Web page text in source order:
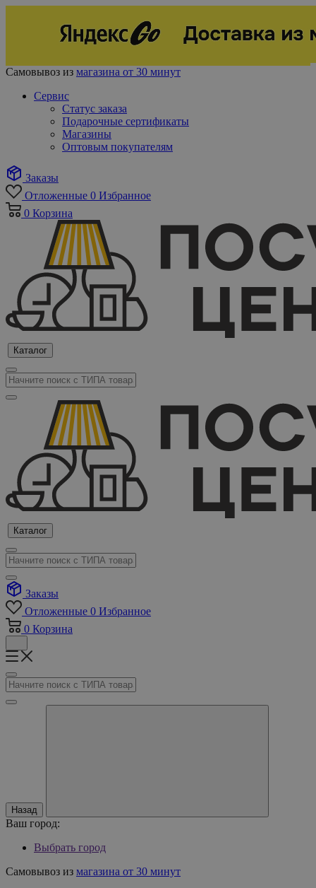
Самовывоз из магазина от 30 минут
Сервис
Статус заказа
Подарочные сертификаты
Магазины
Оптовым покупателям
Заказы
Отложенные 0 Избранное
0 Корзина
Каталог
Каталог
Заказы
Отложенные 0 Избранное
0 Корзина
Назад
Ваш город:
Выбрать город
Самовывоз из магазина от 30 минут